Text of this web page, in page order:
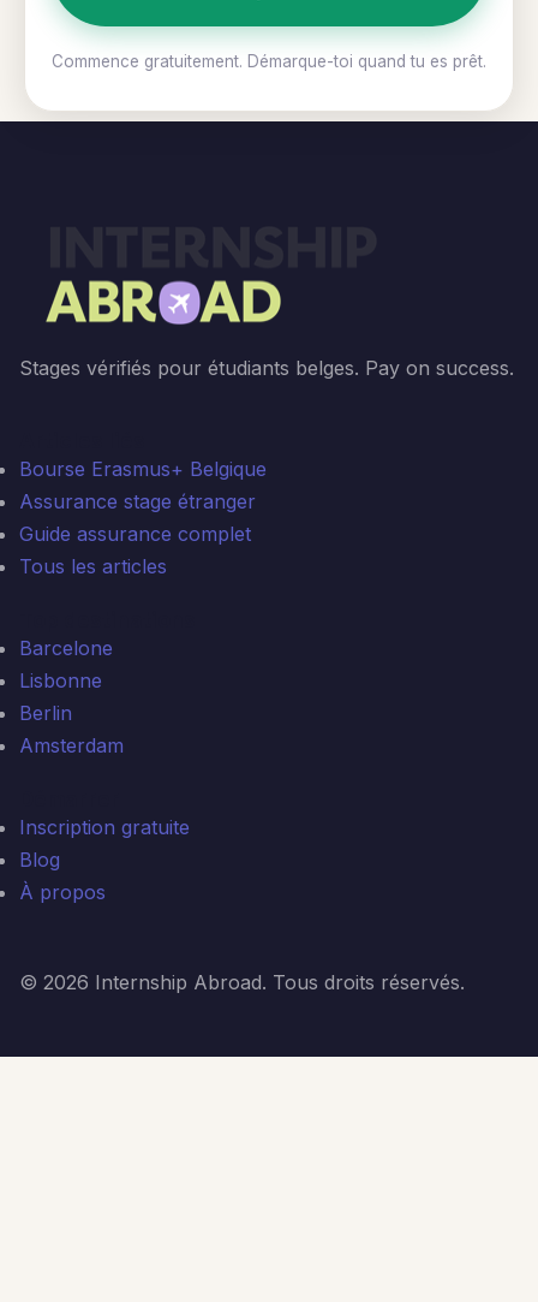
Commence gratuitement. Démarque-toi quand tu es prêt.
Stages vérifiés pour étudiants belges. Pay on success.
Bourse Erasmus+ Belgique
Assurance stage étranger
Guide assurance complet
Tous les articles
Barcelone
Lisbonne
Berlin
Amsterdam
Inscription gratuite
Blog
À propos
© 2026 Internship Abroad. Tous droits réservés.